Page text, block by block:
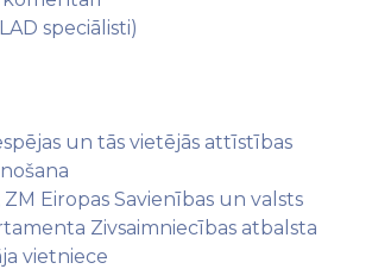
speciālisti)
un tās vietējās attīstības
Eiropas Savienības un valsts
Zivsaimniecības atbalsta
vietniece